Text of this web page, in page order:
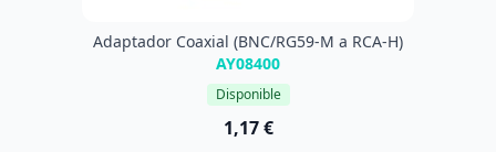
Adaptador Coaxial (BNC/RG59-M a RCA-H)
AY08400
Disponible
1,17 €